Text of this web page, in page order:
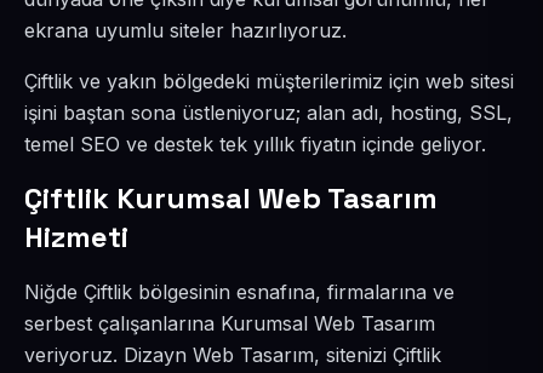
ekrana uyumlu siteler hazırlıyoruz.
Çiftlik ve yakın bölgedeki müşterilerimiz için web sitesi
işini baştan sona üstleniyoruz; alan adı, hosting, SSL,
temel SEO ve destek tek yıllık fiyatın içinde geliyor.
Çiftlik Kurumsal Web Tasarım
Hizmeti
Niğde Çiftlik bölgesinin esnafına, firmalarına ve
serbest çalışanlarına Kurumsal Web Tasarım
veriyoruz. Dizayn Web Tasarım, sitenizi Çiftlik